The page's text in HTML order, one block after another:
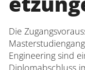
Die
Engineering sind
Diplomabschluss